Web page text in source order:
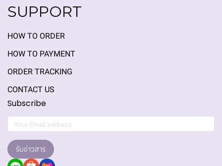
SUPPORT
HOW TO ORDER
HOW TO PAYMENT
ORDER TRACKING
CONTACT US
Subscribe
รับข่าวสาร